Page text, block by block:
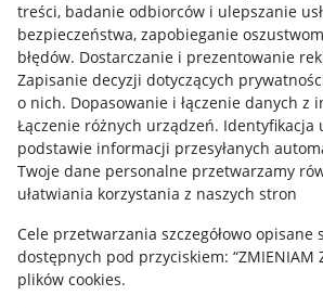
treści, badanie odbiorców i ulepszanie
bezpieczeństwa, zapobieganie
błędów. Dostarczanie i prezentowanie
Zapisanie decyzji dotyczących
o nich. Dopasowanie i łączenie danych z
Łączenie różnych urządzeń. Identyfikacja
podstawie informacji przesyłanych
Twoje dane personalne przetwarzamy
ułatwiania korzystania z naszych stron
Cele przetwarzania szczegółowo opisane
dostępnych pod przyciskiem: “ZMIENIAM
plików cookies.
Mapa miejscowości
Informacje prawne
Regulamin
Polityka plików "cookies"
Ustawienia plików "cookies"
Udostępnianie lokalizacji
Informacje dla Aktu o Usługach Cyfrowych